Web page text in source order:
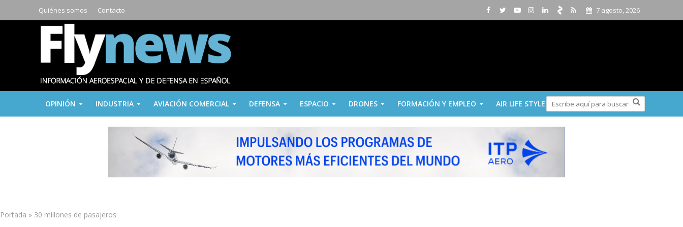
Quiénes somos Contacto 7 agosto, 2026
OPINIÓN INDUSTRIA AVIACIÓN COMERCIAL DEFENSA ESPACIO DRONES FORMACIÓN Y EMPLEO AIR LIFE STYLE
Portada » 30 millones de pasajeros